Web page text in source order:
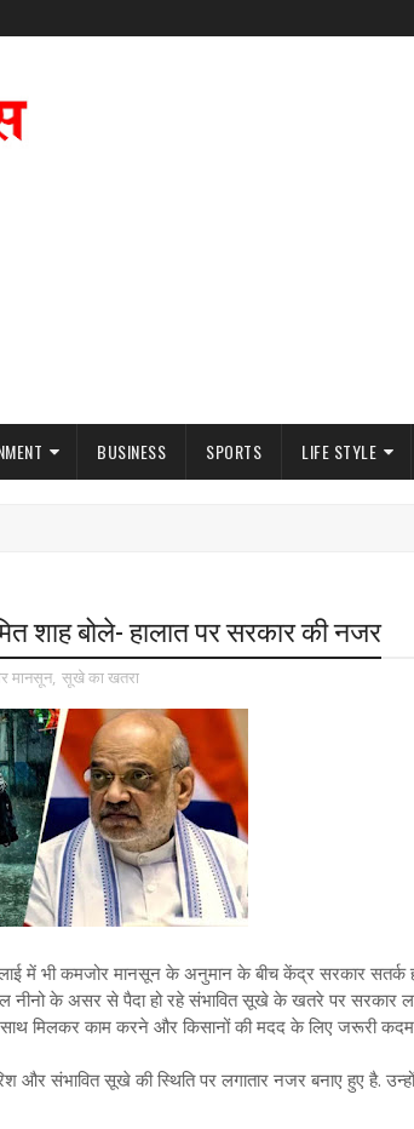
BUSINESS SPORTS LIFE STYLE
शाह बोले- हालात पर सरकार की नजर
मानसून, सूखे का खतरा
में भी कमजोर मानसून के अनुमान के बीच केंद्र सरकार सतर्क
नीनो के असर से पैदा हो रहे संभावित सूखे के खतरे पर सरकार
साथ मिलकर काम करने और किसानों की मदद के लिए जरूरी
और संभावित सूखे की स्थिति पर लगातार नजर बनाए हुए है.